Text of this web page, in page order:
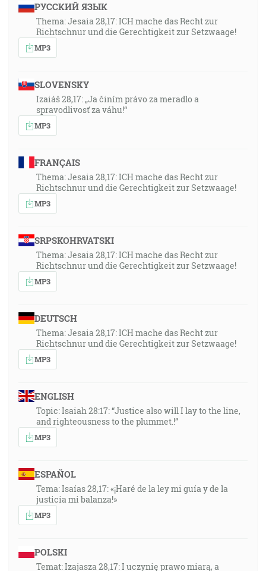
РУССКИЙ ЯЗЫК
Thema: Jesaia 28,17: ICH mache das Recht zur
Richtschnur und die Gerechtigkeit zur Setzwaage!
MP3
SLOVENSKY
Izaiáš 28,17: „Ja činím právo za meradlo a
spravodlivosť za váhu!“
MP3
FRANÇAIS
Thema: Jesaia 28,17: ICH mache das Recht zur
Richtschnur und die Gerechtigkeit zur Setzwaage!
MP3
SRPSKOHRVATSKI
Thema: Jesaia 28,17: ICH mache das Recht zur
Richtschnur und die Gerechtigkeit zur Setzwaage!
MP3
DEUTSCH
Thema: Jesaia 28,17: ICH mache das Recht zur
Richtschnur und die Gerechtigkeit zur Setzwaage!
MP3
ENGLISH
Topic: Isaiah 28:17: “Justice also will I lay to the line,
and righteousness to the plummet.!”
MP3
ESPAÑOL
Tema: Isaías 28,17: «¡Haré de la ley mi guía y de la
justicia mi balanza!»
MP3
POLSKI
Temat: Izajasza 28,17: I uczynię prawo miarą, a